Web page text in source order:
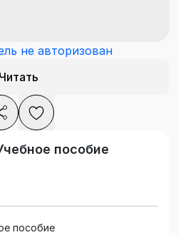
не авторизован
Читать
пособие
пособие